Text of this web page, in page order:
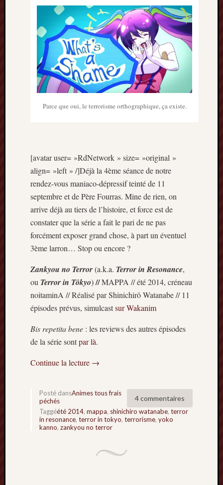
Parce que oui, le terrorisme orthographique, ça existe.
[avatar user= »RdNetwork » size= »original »
align= »left » /]Déjà la 4ème séance de notre
rendez-vous maniaco-dépressif teinté de 11
septembre et de Père Fourras. Mine de rien, on
arrive déjà au tiers de l’histoire, et force est de
constater que la série a fait le pari de ne pas
forcément exposer grand chose, à part un éventuel
3ème larron… Stop ou encore ?
Zankyou no Terror(a.k.a. Terror in Resonance,
ou Terror in Tôkyo)//MAPPA // été 2014, créneau
noitaminA // Réalisé par Shinichirô Watanabe // 11
épisodes prévus, simulcastsur Wakanim
Bis repetitabene : les reviews des autres épisodes
de la série sontpar là.
Continue la lecture →
4 commentaires
Posté dansAnimes tous frais
péchés
Taggéété 2014, mappa, shinichiro watanabe, terror
in resonance, terror in tokyo, terrorisme, yoko
kanno, zankyou no terror